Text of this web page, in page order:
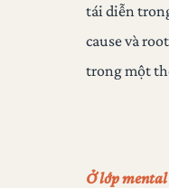
tái diễn
cause và
trong một
Ở lớp